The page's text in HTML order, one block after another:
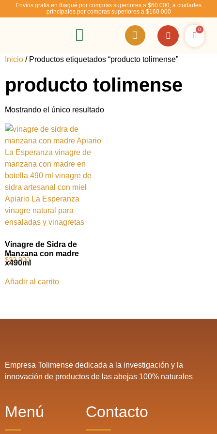
Envíos gratis en Ibagué por compras superiores a $60.000, a ciudades
principales por compras superiores a $160.000
0
Inicio / Productos etiquetados “producto tolimense”
producto tolimense
Mostrando el único resultado
Vinagre de Sidra de
Manzana con madre
x490ml
$22,900
Añadir al carrito
Empresa Tolimense dedicada a la investigación y la
innovación de productos de las abejas 100% naturales
Menú Contacto